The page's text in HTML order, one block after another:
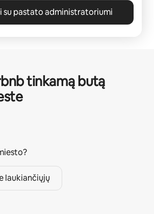
su pastato administratoriumi
tinkamą butą
laukiančiųjų